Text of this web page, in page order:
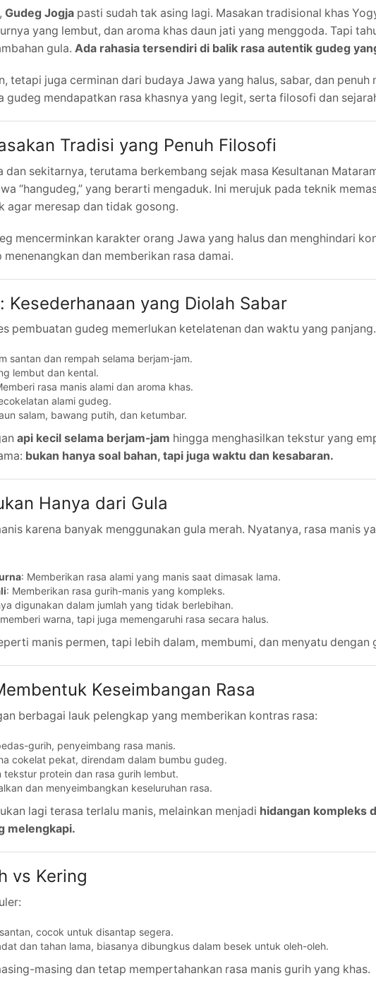
Gudeg Jogja pasti sudah tak asing lagi. Masakan tradisional khas
yang lembut, dan aroma khas daun jati yang menggoda. Tapi
gula. Ada rahasia tersendiri di balik rasa autentik gudeg
tetapi juga cerminan dari budaya Jawa yang halus, sabar, dan penuh
gudeg mendapatkan rasa khasnya yang legit, serta filosofi dan
Tradisi yang Penuh Filosofi
sekitarnya, terutama berkembang sejak masa Kesultanan
“hangudeg,” yang berarti mengaduk. Ini merujuk pada teknik
agar meresap dan tidak gosong.
mencerminkan karakter orang Jawa yang halus dan menghindari
dan memberikan rasa damai.
Kesederhanaan yang Diolah Sabar
pembuatan gudeg memerlukan ketelatenan dan waktu yang
santan dan rempah selama berjam-jam.
lembut dan kental.
rasa manis alami dan aroma khas.
alami gudeg.
salam, bawang putih, dan ketumbar.
api kecil selama berjam-jam hingga menghasilkan tekstur yang
bukan hanya soal bahan, tapi juga waktu dan kesabaran.
Hanya dari Gula
karena banyak menggunakan gula merah. Nyatanya, rasa manis
: Memberikan rasa alami yang manis saat dimasak lama.
: Memberikan rasa gurih-manis yang kompleks.
digunakan dalam jumlah yang tidak berlebihan.
warna, tapi juga memengaruhi rasa secara halus.
manis permen, tapi lebih dalam, membumi, dan menyatu dengan
Keseimbangan Rasa
berbagai lauk pelengkap yang memberikan kontras rasa:
gurih, penyeimbang rasa manis.
cokelat pekat, direndam dalam bumbu gudeg.
tekstur protein dan rasa gurih lembut.
dan menyeimbangkan keseluruhan rasa.
lagi terasa terlalu manis, melainkan menjadi hidangan kompleks
melengkapi.
vs Kering
cocok untuk disantap segera.
dan tahan lama, biasanya dibungkus dalam besek untuk oleh-oleh.
masing dan tetap mempertahankan rasa manis gurih yang khas.